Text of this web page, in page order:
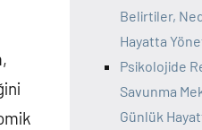
Belirtiler,
Hayatta
Psikolojide
Savunma
Günlük